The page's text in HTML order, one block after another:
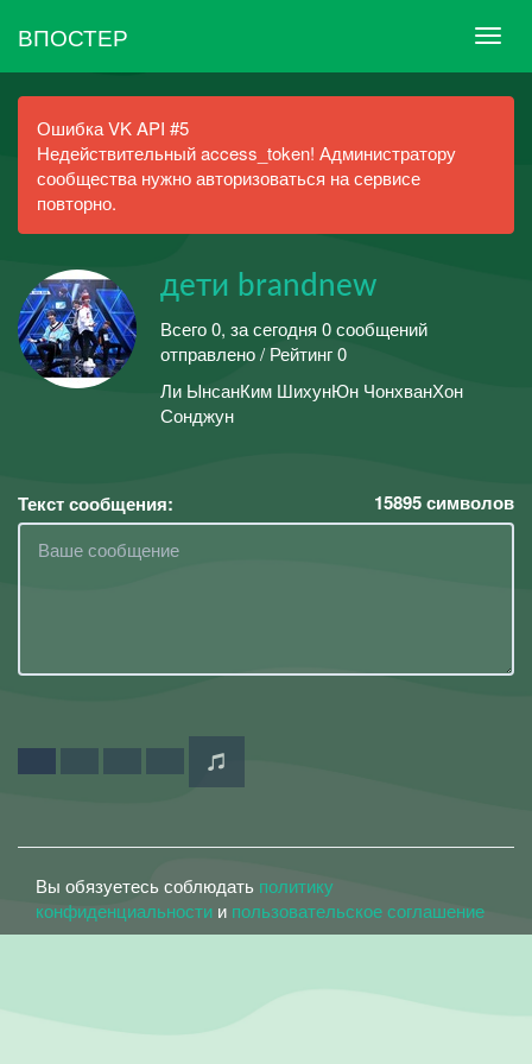
ВПОСТЕР
Ошибка VK API #5
Недействительный access_token! Администратору
сообщества нужно авторизоваться на сервисе
повторно.
дети brandnew
Всего 0, за сегодня 0 сообщений
отправлено / Рейтинг 0
Ли ЫнсанКим ШихунЮн ЧонхванХон
Сонджун
Текст сообщения: 15895символов
Вы обязуетесь соблюдать политику
конфиденциальности и пользовательское соглашение